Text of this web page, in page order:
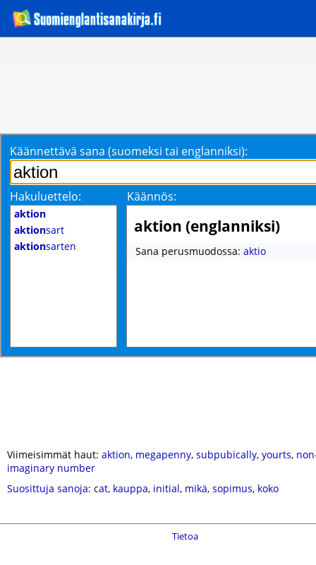
Käännettävä sana (suomeksi tai englanniksi):
Hakuluettelo: Käännös:
aktion
aktionsart
aktionsarten
aktion (englanniksi)
Sana perusmuodossa: aktio
Viimeisimmät haut: aktion, megapenny, subpubically, yourts,
imaginary number
Suosittuja sanoja: cat, kauppa, initial, mikä, sopimus, koko
Tietoa